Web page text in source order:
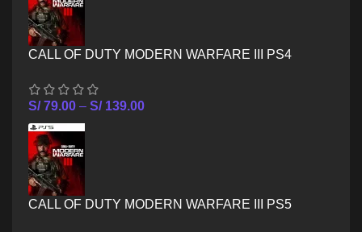
CALL OF DUTY MODERN WARFARE III PS4
S/79.00 – S/139.00
CALL OF DUTY MODERN WARFARE III PS5